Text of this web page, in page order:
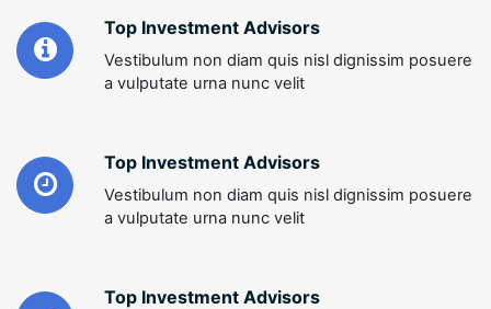
Top Investment Advisors
Vestibulum non diam quis nisl dignissim posuere
a vulputate urna nunc velit
Top Investment Advisors
Vestibulum non diam quis nisl dignissim posuere
a vulputate urna nunc velit
Top Investment Advisors